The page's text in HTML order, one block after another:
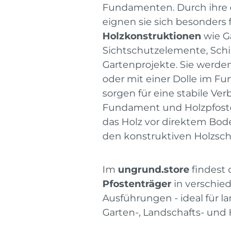
Fundamenten. Durch ihre
eignen sie sich besonders
Holzkonstruktionen wie
Sichtschutzelemente,
Gartenprojekte. Sie
oder mit einer Dolle im
sorgen für eine stabile
Fundament und
das Holz vor direktem
den konstruktiven
Im ungrund.storefindest
Pfostenträgerin
Ausführungen - ideal für
Garten-, Landschafts- und